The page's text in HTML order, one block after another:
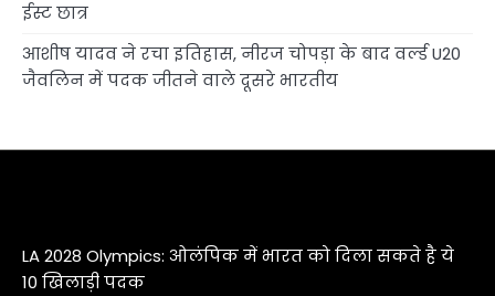
ईस्ट छात्र
आशीष यादव ने रचा इतिहास, नीरज चोपड़ा के बाद वर्ल्ड U20
जैवलिन में पदक जीतने वाले दूसरे भारतीय
LA 2028 Olympics: ओलंपिक में भारत को दिला सकते है ये
10 खिलाड़ी पदक